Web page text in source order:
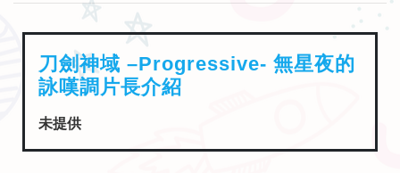
刀劍神域 –Progressive- 無星夜的
詠嘆調片長介紹
未提供